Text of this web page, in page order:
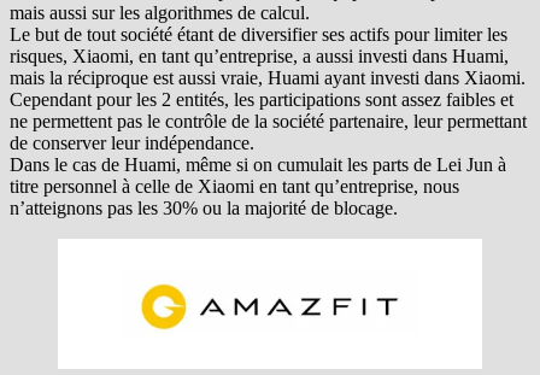
mais aussi sur les algorithmes de calcul.
Le but de tout société étant de diversifier ses actifs pour limiter les
risques, Xiaomi, en tant qu’entreprise, a aussi investi dans Huami,
mais la réciproque est aussi vraie, Huami ayant investi dans Xiaomi.
Cependant pour les 2 entités, les participations sont assez faibles et
ne permettent pas le contrôle de la société partenaire, leur permettant
de conserver leur indépendance.
Dans le cas de Huami, même si on cumulait les parts de Lei Jun à
titre personnel à celle de Xiaomi en tant qu’entreprise, nous
n’atteignons pas les 30% ou la majorité de blocage.